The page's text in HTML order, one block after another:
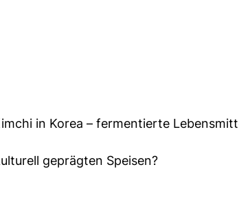
in Korea – fermentierte
geprägten Speisen?